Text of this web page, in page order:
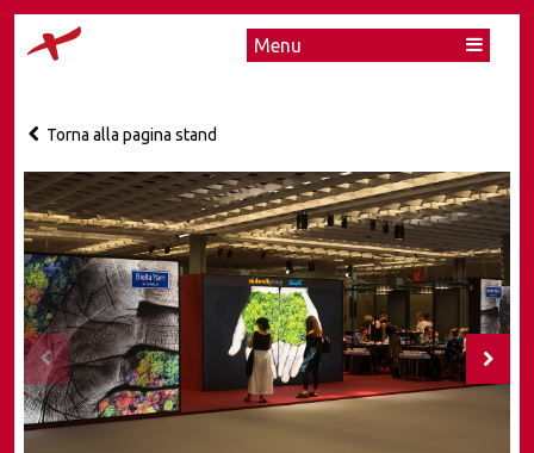
Menu
Torna alla pagina stand